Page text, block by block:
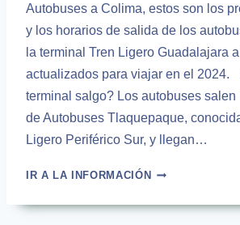
Autobuses a Colima, estos son los
y los horarios de salida de los
la terminal Tren Ligero Guadalajara
actualizados para viajar en el 2024.
terminal salgo? Los autobuses salen
de Autobuses Tlaquepaque,
Ligero Periférico Sur, y llegan…
IR A LA INFORMACIÓNAUTOBUSES
TREN